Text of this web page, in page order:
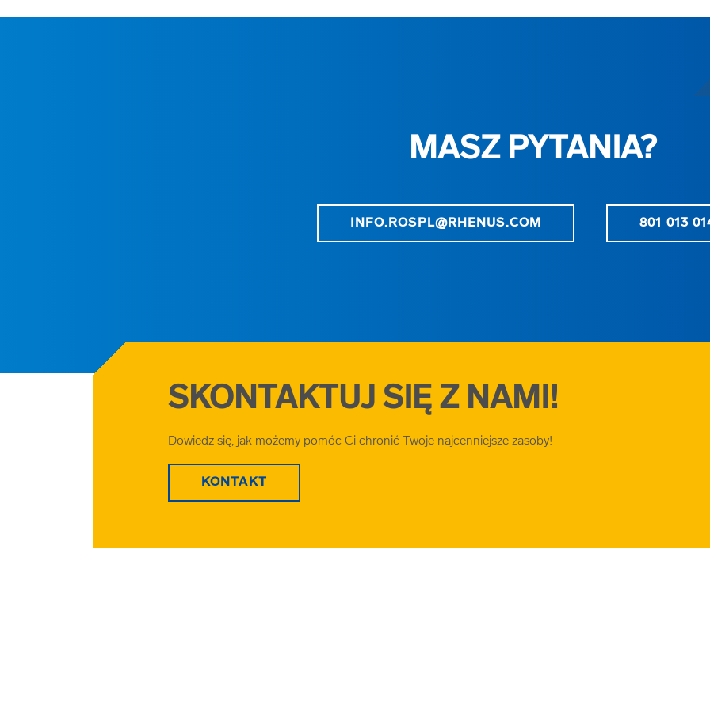
MASZ PYTANIA?
INFO.ROSPL@RHENUS.COM 801 013
SKONTAKTUJ SIĘ Z NAMI!
Dowiedz się, jak możemy pomóc Ci chronić Twoje najcenniejsze zasoby!
KONTAKT